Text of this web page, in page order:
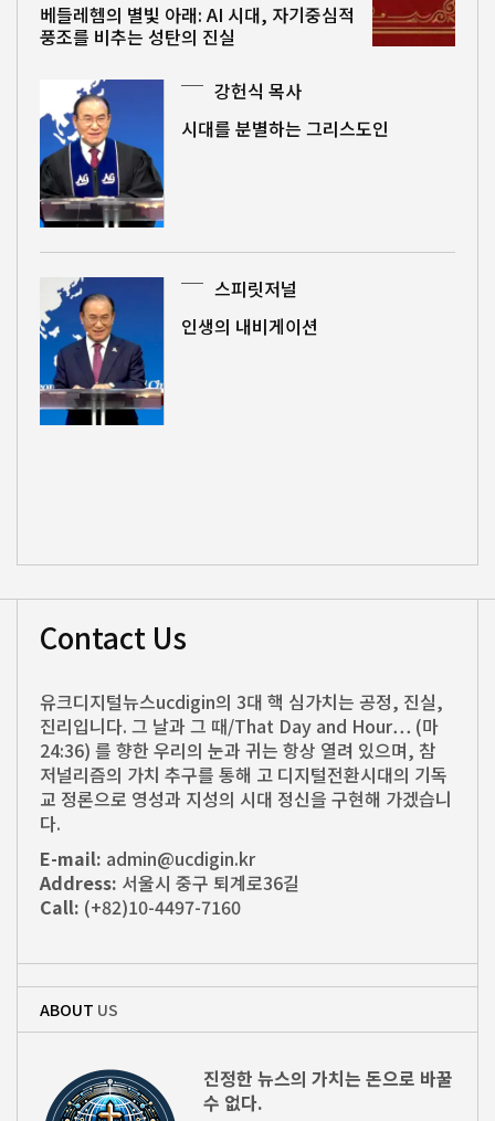
베들레헴의 별빛 아래: AI 시대, 자기중심적
풍조를 비추는 성탄의 진실
강헌식 목사
시대를 분별하는 그리스도인
스피릿저널
인생의 내비게이션
Contact Us
유크디지털뉴스ucdigin의 3대 핵 심가치는 공정, 진실,
진리입니다. 그 날과 그 때/That Day and Hour… (마
24:36) 를 향한 우리의 눈과 귀는 항상 열려 있으며, 참
저널리즘의 가치 추구를 통해 고 디지털전환시대의 기독
교 정론으로 영성과 지성의 시대 정신을 구현해 가겠습니
다.
E-mail: admin@ucdigin.kr
Address: 서울시 중구 퇴계로36길
Call: (+82)10-4497-7160
ABOUT US
진정한 뉴스의 가치는 돈으로 바꿀
수 없다.